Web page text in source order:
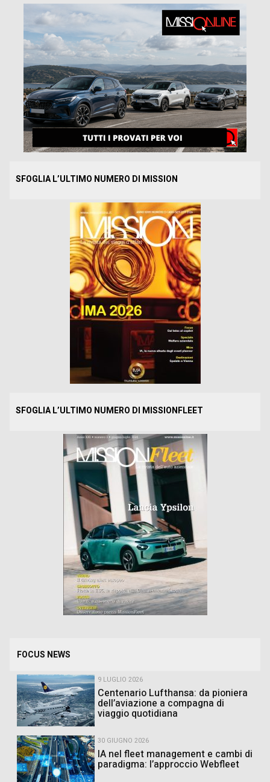
SFOGLIA L’ULTIMO NUMERO DI MISSION
SFOGLIA L’ULTIMO NUMERO DI MISSIONFLEET
FOCUS NEWS
9 LUGLIO 2026
Centenario Lufthansa: da pioniera
dell’aviazione a compagna di
viaggio quotidiana
30 GIUGNO 2026
IA nel fleet management e cambi di
paradigma: l’approccio Webfleet